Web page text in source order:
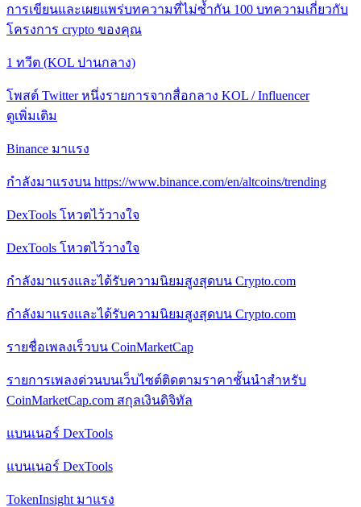
การเขียนและเผยแพร่บทความที่ไม่ซ้ำกัน 100 บทความเกี่ยวกับ
โครงการ crypto ของคุณ
1 ทวีต (KOL ปานกลาง)
โพสต์ Twitter หนึ่งรายการจากสื่อกลาง KOL / Influencer
ดูเพิ่มเติม
Binance มาแรง
กําลังมาแรงบน https://www.binance.com/en/altcoins/trending
DexTools โหวตไว้วางใจ
DexTools โหวตไว้วางใจ
กําลังมาแรงและได้รับความนิยมสูงสุดบน Crypto.com
กําลังมาแรงและได้รับความนิยมสูงสุดบน Crypto.com
รายชื่อเพลงเร็วบน CoinMarketCap
รายการเพลงด่วนบนเว็บไซต์ติดตามราคาชั้นนําสําหรับ
CoinMarketCap.com สกุลเงินดิจิทัล
แบนเนอร์ DexTools
แบนเนอร์ DexTools
TokenInsight มาแรง